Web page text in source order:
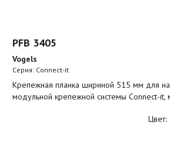
PFB 3405
Vogels
Серия: Connect-it
Крепежная планка шириной 515 мм для
модульной крепежной системы Connect-it,
Цвет: